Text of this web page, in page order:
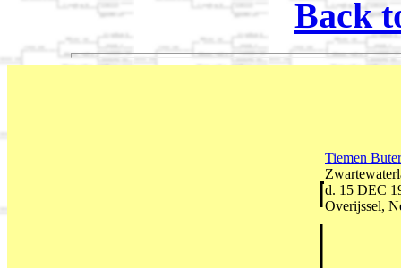
Back
Tiemen
d. 15 DEC
Overijssel,